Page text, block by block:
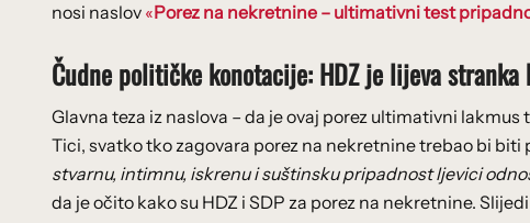
nosi naslov «Porez na nekretnine – ultimativni test
Čudne političke konotacije: HDZ je lijeva stranka
Glavna teza iz naslova – da je ovaj porez ultimativni
Tici, svatko tko zagovara porez na nekretnine trebao bi biti
stvarnu, intimnu, iskrenu i suštinsku pripadnost ljevici
da je očito kako su HDZ i SDP za porez na nekretnine.